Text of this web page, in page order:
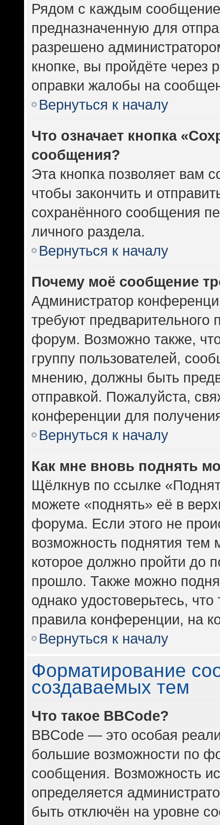
Рядом с каждым
предназначенную для
разрешено
кнопке, вы пройдёте
оправки жалобы на
Вернуться к началу
Что означает кнопка
сообщения?
Эта кнопка позволяет вам
чтобы закончить и
сохранённого сообщения
личного раздела.
Вернуться к началу
Почему моё сообщение
Администратор
требуют предварительного
форум. Возможно также,
группу пользователей,
мнению, должны быть
отправкой. Пожалуйста,
конференции для
Вернуться к началу
Как мне вновь поднять
Щёлкнув по ссылке
можете «поднять» её в
форума. Если этого не
возможность поднятия тем
которое должно пройти до
прошло. Также можно
однако удостоверьтесь,
правила конференции, на
Вернуться к началу
Форматирование
создаваемых тем
Что такое BBCode?
BBCode — это особая
большие возможности по
сообщения. Возможность
определяется
быть отключён на уровне